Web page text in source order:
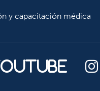
y capacitación médica